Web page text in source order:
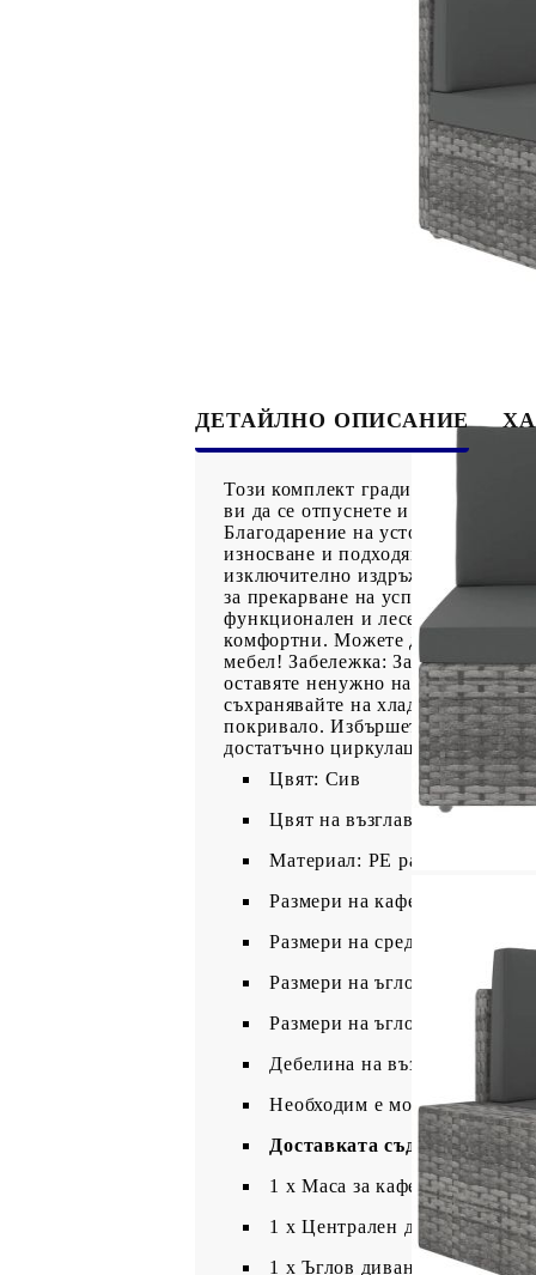
ДЕТАЙЛНО ОПИСАНИЕ
Този комплект градински лаундж
ви да се отпуснете и да се
Благодарение на устойчивия на
износване и подходящ за
изключително издръжлива.
за прекарване на успокояващо и
функционален и лесен за
комфортни. Можете да го
мебел! Забележка: За да
оставяте ненужно на открито
съхранявайте на хладно и сухо
покривало. Избършете и
достатъчно циркулация на
Цвят: Сив
Цвят на възглавницата:
Материал: PE ратан, текстил
Размери на кафе масата: 90
Размери на средния диван:
Размери на ъгловия диван:
Размери на ъгловия диван
Дебелина на възглавницата:
Необходим е монтаж
Доставката съдържа:
1 х Маса за кафе
1 х Централен диванен модул
1 х Ъглов диван